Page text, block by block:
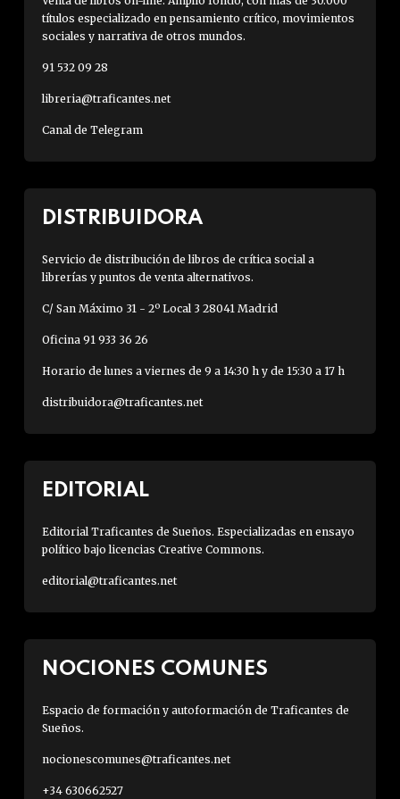
títulos especializado en pensamiento crítico, movimientos
sociales y narrativa de otros mundos.
91 532 09 28
libreria@traficantes.net
Canal de Telegram
DISTRIBUIDORA
Servicio de distribución de libros de crítica social a
librerías y puntos de venta alternativos.
C/ San Máximo 31 - 2º Local 3 28041 Madrid
Oficina 91 933 36 26
Horario de lunes a viernes de 9 a 14:30 h y de 15:30 a 17 h
distribuidora@traficantes.net
EDITORIAL
Editorial Traficantes de Sueños. Especializadas en ensayo
político bajo licencias Creative Commons.
editorial@traficantes.net
NOCIONES COMUNES
Espacio de formación y autoformación de Traficantes de
Sueños.
nocionescomunes@traficantes.net
+34 630662527